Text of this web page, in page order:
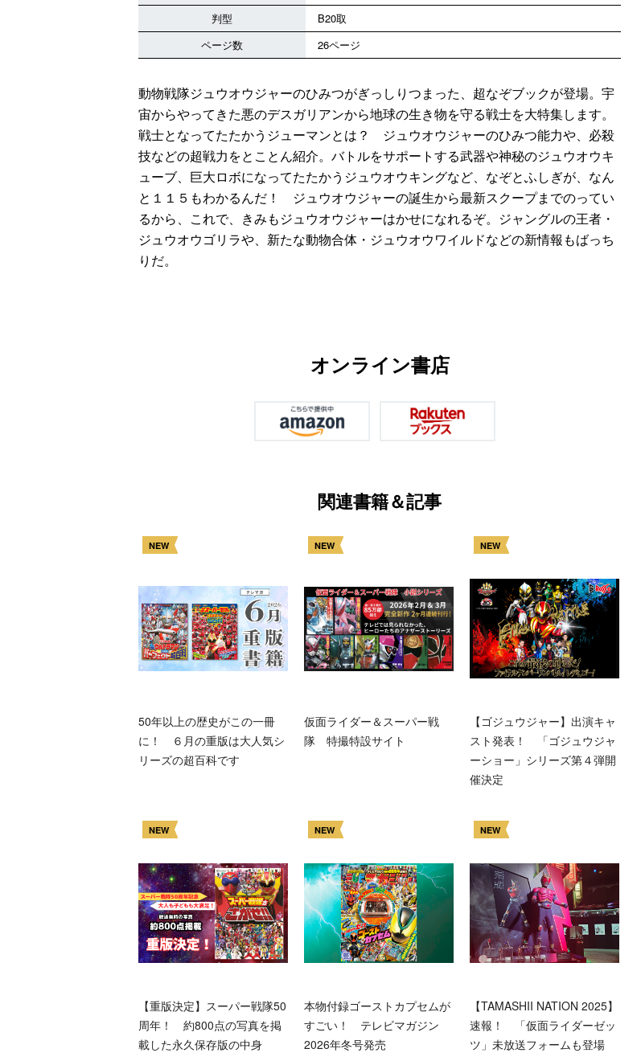
判型
B20取
ページ数
26ページ
動物戦隊ジュウオウジャーのひみつがぎっしりつまった、超なぞブックが登場。宇
宙からやってきた悪のデスガリアンから地球の生き物を守る戦士を大特集します。
戦士となってたたかうジューマンとは？ ジュウオウジャーのひみつ能力や、必殺
技などの超戦力をとことん紹介。バトルをサポートする武器や神秘のジュウオウキ
ューブ、巨大ロボになってたたかうジュウオウキングなど、なぞとふしぎが、なん
と１１５もわかるんだ！ ジュウオウジャーの誕生から最新スクープまでのってい
るから、これで、きみもジュウオウジャーはかせになれるぞ。ジャングルの王者・
ジュウオウゴリラや、新たな動物合体・ジュウオウワイルドなどの新情報もばっち
りだ。
オンライン書店
関連書籍＆記事
NEW
50年以上の歴史がこの一冊
に！ ６月の重版は大人気シ
リーズの超百科です
NEW
仮面ライダー＆スーパー戦
隊 特撮特設サイト
NEW
【ゴジュウジャー】出演キャ
スト発表！ 「ゴジュウジャ
ーショー」シリーズ第４弾開
催決定
NEW
【重版決定】スーパー戦隊50
周年！ 約800点の写真を掲
載した永久保存版の中身
NEW
本物付録ゴーストカプセムが
すごい！ テレビマガジン
2026年冬号発売
NEW
【TAMASHII NATION 2025】
速報！ 「仮面ライダーゼッ
ツ」未放送フォームも登場